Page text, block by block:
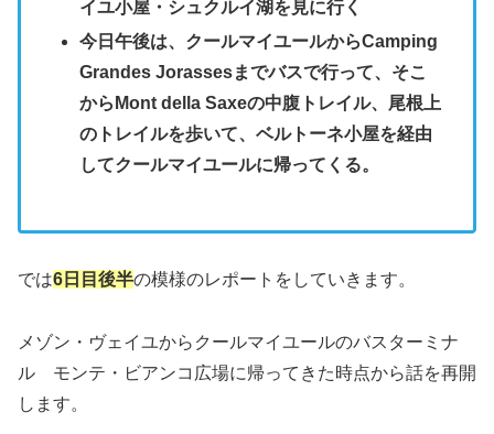
イユ小屋・シュクルイ湖を見に行く
今日午後は、クールマイユールからCamping
Grandes Jorassesまでバスで行って、そこ
からMont della Saxeの中腹トレイル、尾根上
のトレイルを歩いて、ベルトーネ小屋を経由
してクールマイユールに帰ってくる。
では6日目後半の模様のレポートをしていきます。
メゾン・ヴェイユからクールマイユールのバスターミナ
ル モンテ・ビアンコ広場に帰ってきた時点から話を再開
します。